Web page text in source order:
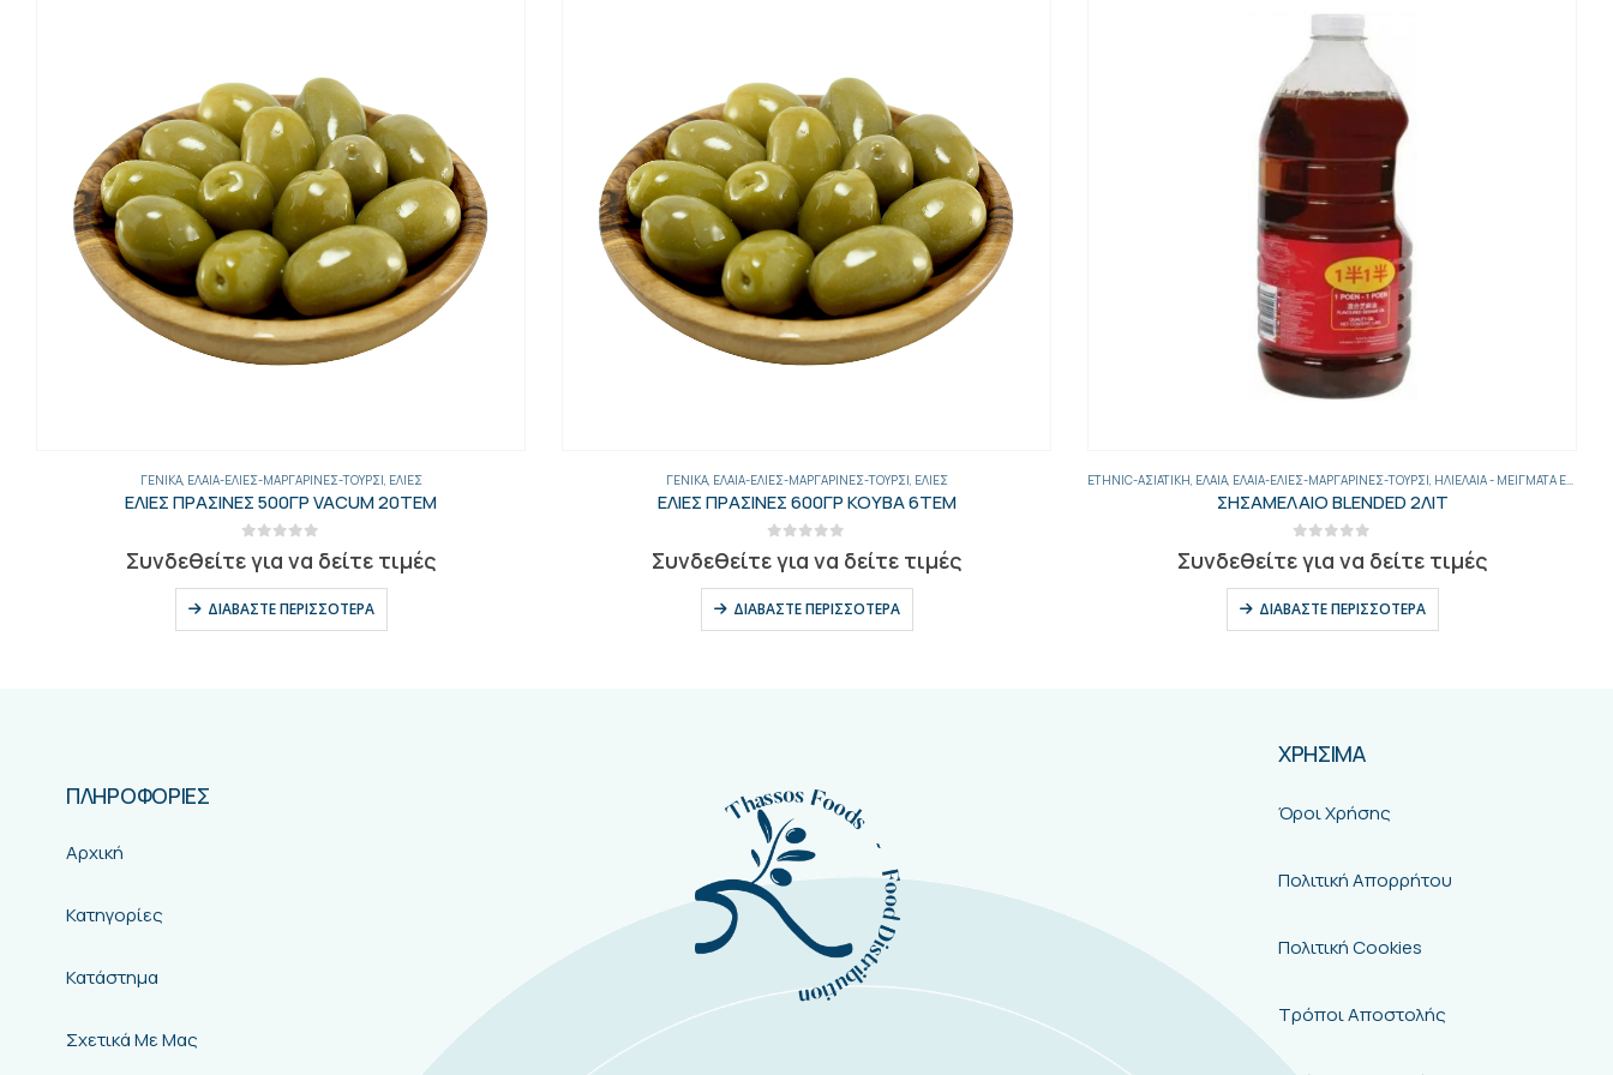
ΓΕΝΙΚΑ, ΈΛΑΙΑ-ΕΛΙΈΣ-ΜΑΡΓΑΡΊΝΕΣ-ΤΟΥΡΣΊ ΕΛΙΈΣ
ΕΛΙΕΣ ΠΡΑΣΙΝΕΣ 500ΓΡ VACUM 20ΤΕΜ
Συνδεθείτε για να δείτε τιμές
ΔΙΑΒΆΣΤΕ ΠΕΡΙΣΣΌΤΕΡΑ
ΓΕΝΙΚΑ, ΈΛΑΙΑ-ΕΛΙΈΣ-ΜΑΡΓΑΡΊΝΕΣ-ΤΟΥΡΣΊ ΕΛΙΈΣ
ΕΛΙΕΣ ΠΡΑΣΙΝΕΣ 600ΓΡ ΚΟΥΒΑ 6ΤΕΜ
Συνδεθείτε για να δείτε τιμές
ΔΙΑΒΆΣΤΕ ΠΕΡΙΣΣΌΤΕΡΑ
ETHNIC-ΑΣΙΑΤΙΚΉ ΈΛΑΙΑ ΈΛΑΙΑ-ΕΛΙΈΣ-ΜΑΡΓΑΡΊΝΕΣ-ΤΟΥΡΣΊ ΗΛΙΈΛΑΙΑ - ΜΕΊΓΜΑΤΑ ΕΛΑΊΩΝ
ΣΗΣΑΜΕΛΑΙΟ BLENDED 2ΛΙΤ
Συνδεθείτε για να δείτε τιμές
ΔΙΑΒΆΣΤΕ ΠΕΡΙΣΣΌΤΕΡΑ
ΠΛΗΡΟΦΟΡΙΕΣ
Αρχική
Κατηγορίες
Κατάστημα
Σχετικά Με Μας
ΧΡΗΣΙΜΑ
Όροι Χρήσης
Πολιτική Απορρήτου
Πολιτική Cookies
Τρόποι Αποστολής